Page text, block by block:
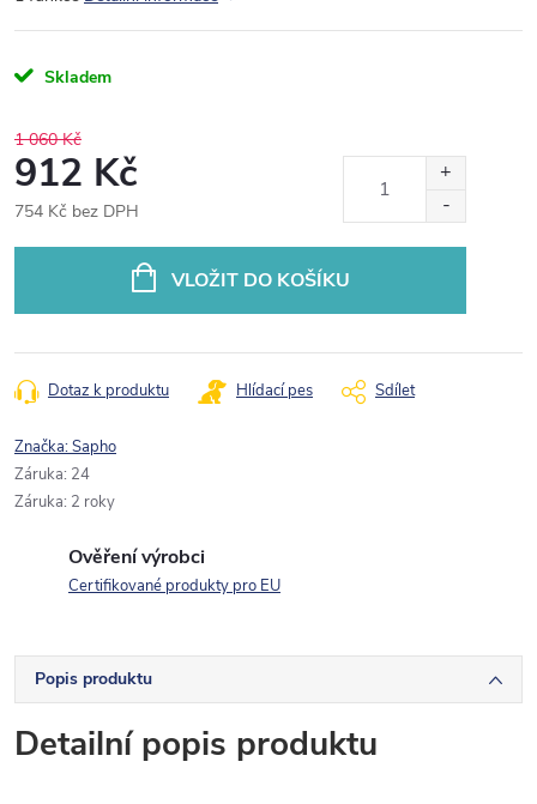
Skladem
1 060 Kč
912 Kč
754 Kč bez DPH
VLOŽIT DO KOŠÍKU
Dotaz k produktu Hlídací pes Sdílet
Značka:Sapho
Záruka: 24
Záruka: 2 roky
Ověření výrobci
Certifikované produkty pro EU
Popis produktu
Detailní popis produktu